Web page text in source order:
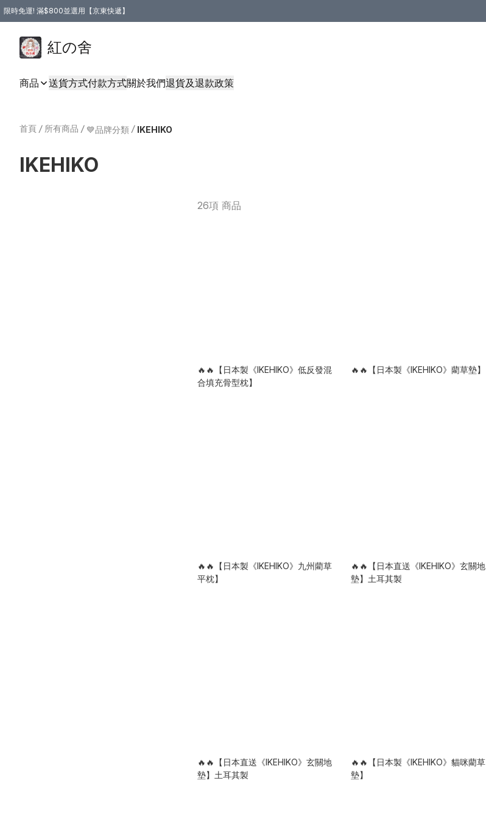
限時免運! 滿$800並選用【京東快遞】
紅の舍
商品 送貨方式付款方式關於我們退貨及退款政策
首頁 / 所有商品 / 💙品牌分類 / IKEHIKO
IKEHIKO
26項 商品
🔥🔥【日本製《IKEHIKO》低反發混
合填充骨型枕】
🔥🔥【日本製《IKEHIKO》藺草墊】
🔥🔥【日本製《IKEHIKO》九州藺草
平枕】
🔥🔥【日本直送《IKEHIKO》玄關地
墊】土耳其製
🔥🔥【日本直送《IKEHIKO》玄關地
墊】土耳其製
🔥🔥【日本製《IKEHIKO》貓咪藺草
墊】